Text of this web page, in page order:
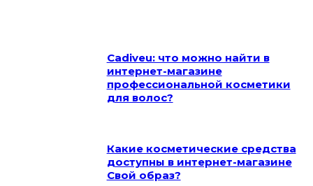
Cadiveu: что можно найти в
интернет-магазине
профессиональной косметики
для волос?
Какие косметические средства
доступны в интернет-магазине
Свой образ?